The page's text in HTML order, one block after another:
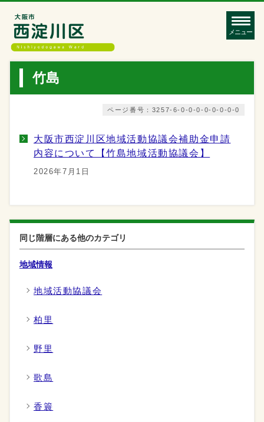
メニュー
竹島
ページ番号：3257-6-0-0-0-0-0-0-0-0
大阪市西淀川区地域活動協議会補助金申請
内容について【竹島地域活動協議会】
2026年7月1日
同じ階層にある他のカテゴリ
地域情報
地域活動協議会
柏里
野里
歌島
香簑